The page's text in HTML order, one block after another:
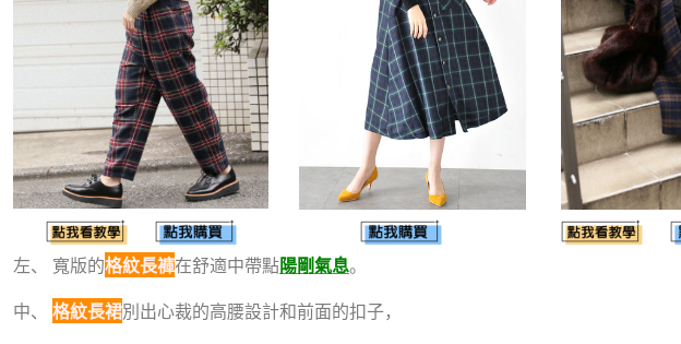
左、 寬版的格紋長褲在舒適中帶點陽剛氣息。
中、 格紋長裙別出心裁的高腰設計和前面的扣子，